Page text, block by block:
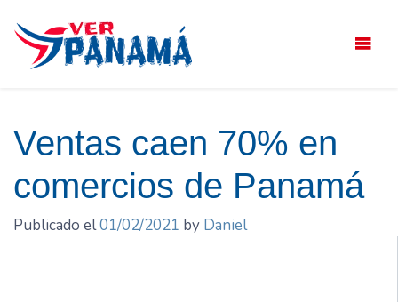
contenido
Ventas caen 70% en
comercios de Panamá
Publicado el01/02/2021 by Daniel